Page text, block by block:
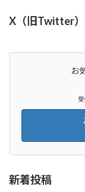
X（旧Twitter
お
新着投稿